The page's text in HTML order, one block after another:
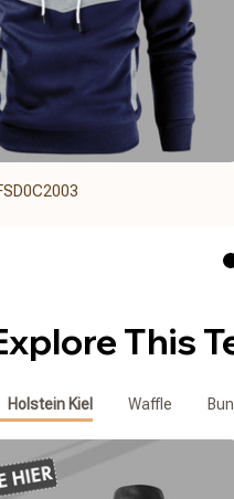
This
Holstein Kiel Waffle